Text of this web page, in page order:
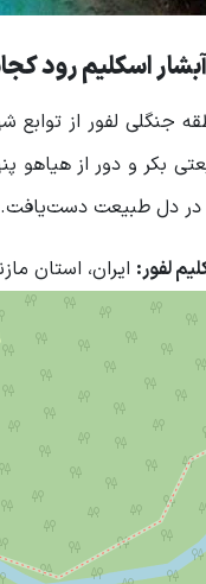
اسکلیم رود
جنگلی لفور از توابع
بکر و دور از
در دل طبیعت دست‌یافت.
لفور: ایران، استان